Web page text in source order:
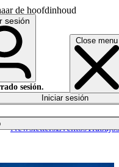
de hoofdinhoud
Close menu
NewslettersEventosTrabajos
sesión
sesión.
Iniciar sesión